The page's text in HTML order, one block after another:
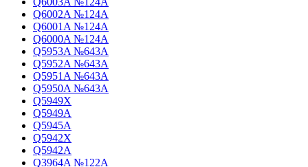
Q6002A №124A
Q6001A №124A
Q6000A №124A
Q5953A №643A
Q5952A №643A
Q5951A №643A
Q5950A №643A
Q5949X
Q5949A
Q5945A
Q5942X
Q5942A
Q3964A №122A